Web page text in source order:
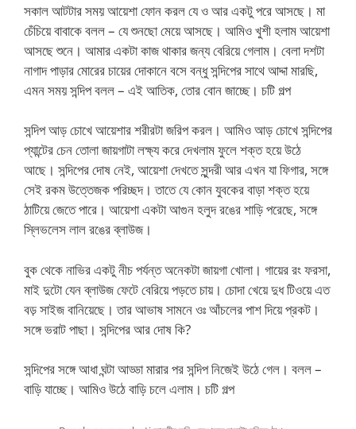
সকাল আটটার সময় আয়েশা ফোন করল যে ও আর একটু পরে আসছে। মা
চেঁচিয়ে বাবাকে বলল – যে শুনছো মেয়ে আসছে। আমিও খুশী হলাম আয়েশা
আসছে শুনে। আমার একটা কাজ থাকার জন্য বেরিয়ে গেলাম। বেলা দশটা
নাগাদ পাড়ার মোরের চায়ের দোকানে বসে বন্ধু সন্দিপের সাথে আদ্দা মারছি,
এমন সময় সন্দিপ বলল – এই আতিক, তোর বোন জাচ্ছে। চটি গল্প
সন্দিপ আড় চোখে আয়েশার শরীরটা জরিপ করল। আমিও আড় চোখে সন্দিপের
প্যান্টের চেন তোলা জায়গাটা লক্ষ্য করে দেখলাম ফুলে শক্ত হয়ে উঠে
আছে। সন্দিপের দোষ নেই, আয়েশা দেখতে সুন্দরী আর এখন যা ফিগার, সঙ্গে
সেই রকম উত্তেজক পরিচ্ছদ। তাতে যে কোন যুবকের বাড়া শক্ত হয়ে
ঠাটিয়ে জেতে পারে। আয়েশা একটা আগুন হলুদ রঙের শাড়ি পরেছে, সঙ্গে
স্লিভলেস লাল রঙের ব্লাউজ।
বুক থেকে নাভির একটু নীচ পর্যন্ত অনেকটা জায়গা খোলা। গায়ের রং ফরসা,
মাই দুটো যেন ব্লাউজ ফেটে বেরিয়ে পড়তে চায়। চোদা খেয়ে দুধ টিওয়ে এত
বড় সাইজ বানিয়েছে। তার আভাষ সামনে ওঃ আঁচলের পাশ দিয়ে প্রকট।
সঙ্গে ভরাট পাছা। সন্দিপের আর দোষ কি?
সন্দিপের সঙ্গে আধা ঘন্টা আড্ডা মারার পর সন্দিপ নিজেই উঠে গেল। বলল –
বাড়ি যাচ্ছে। আমিও উঠে বাড়ি চলে এলাম। চটি গল্প